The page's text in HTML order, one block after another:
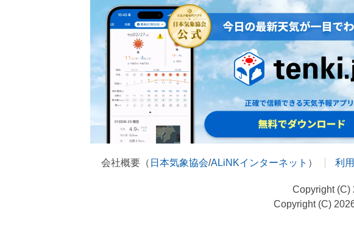
会社概要（ 日本気象協会/ALiNKインターネット ） 利
Copyright (C)
Copyright (C)